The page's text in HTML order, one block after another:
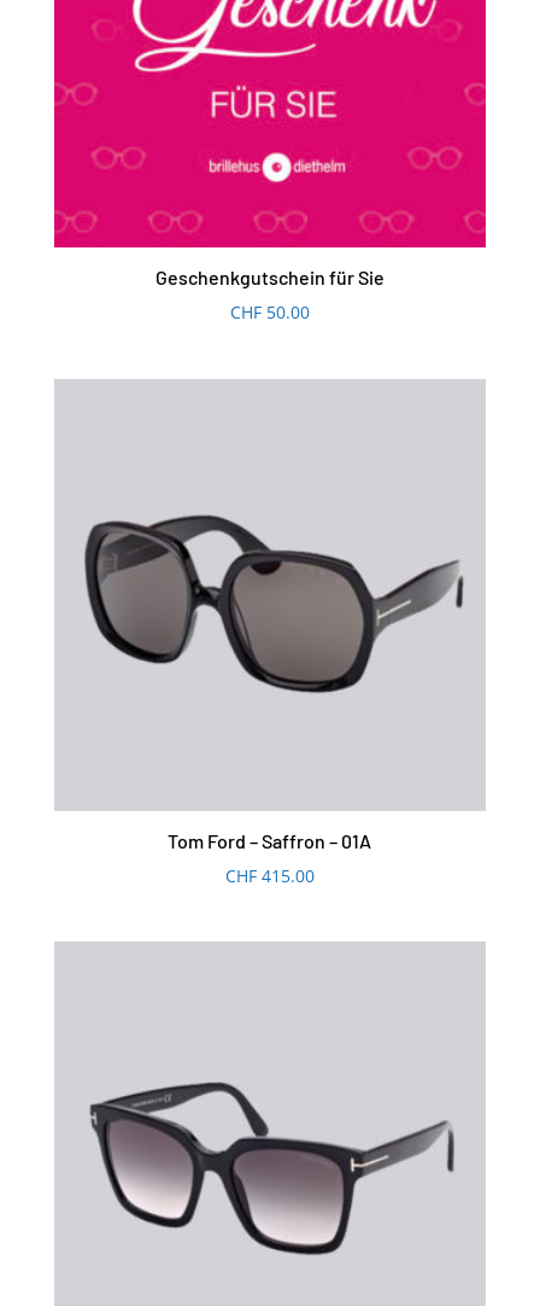
Geschenkgutschein für Sie
CHF50.00
Tom Ford – Saffron – 01A
CHF415.00